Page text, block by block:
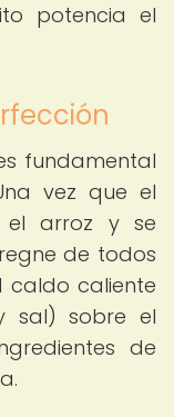
potencia el
fundamental
vez que el
el arroz y se
de todos
caldo caliente
sal) sobre el
de